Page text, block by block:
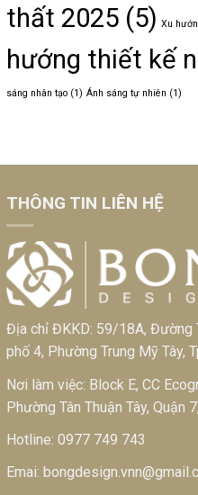
thất 2025 (5) Xu
hướng thiết kế
sáng nhân tạo (1) Ánh sáng tự nhiên (1)
THÔNG TIN LIÊN HỆ
Địa chỉ ĐKKD: 59/18A, Đường
phố 4, Phường Trung Mỹ Tây,
Nơi làm việc: Block E, CC
Phường Tân Thuận Tây, Quận
Hotline: 0977 749 743
Emai: